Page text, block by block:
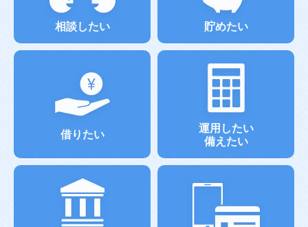
相談したい 貯めたい
借りたい
運用したい
備えたい